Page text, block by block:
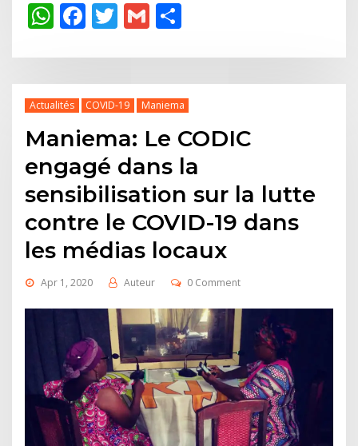
WhatsApp
Facebook
Twitter
Gmail
Actualités COVID-19 Maniema
Maniema: Le CODIC
engagé dans la
sensibilisation sur la lutte
contre le COVID-19 dans
les médias locaux
Apr 1, 2020 Auteur 0 Comment